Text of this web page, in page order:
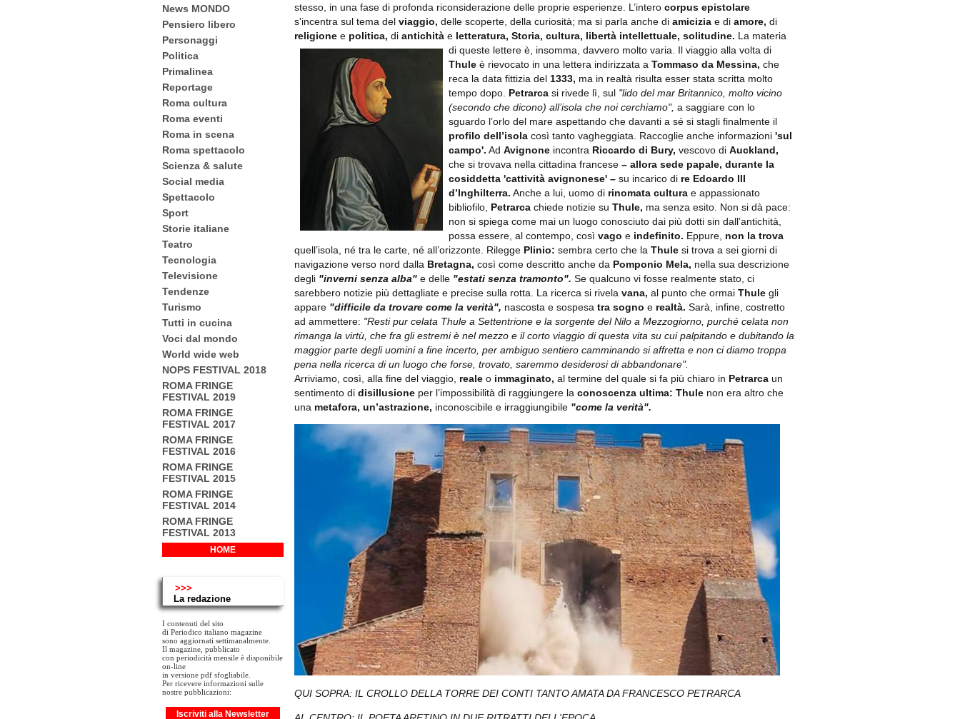
News MONDO
Pensiero libero
Personaggi
Politica
Primalinea
Reportage
Roma cultura
Roma eventi
Roma in scena
Roma spettacolo
Scienza & salute
Social media
Spettacolo
Sport
Storie italiane
Teatro
Tecnologia
Televisione
Tendenze
Turismo
Tutti in cucina
Voci dal mondo
World wide web
NOPS FESTIVAL 2018
ROMA FRINGE
FESTIVAL 2019
ROMA FRINGE
FESTIVAL 2017
ROMA FRINGE
FESTIVAL 2016
ROMA FRINGE
FESTIVAL 2015
ROMA FRINGE
FESTIVAL 2014
ROMA FRINGE
FESTIVAL 2013
HOME
>>>
La redazione
I contenuti del sito
di Periodico italiano magazine
sono aggiornati settimanalmente.
Il magazine, pubblicato
con periodicità mensile è disponibile
on-line
in versione pdf sfogliabile.
Per ricevere informazioni sulle
nostre pubblicazioni:
Iscriviti alla Newsletter
stesso, in una fase di profonda riconsiderazione delle proprie esperienze. L’intero corpus epistolare
s'incentra sul tema del viaggio, delle scoperte, della curiosità; ma si parla anche di amicizia e di amore, di
religione e politica, di antichità e letteratura, Storia, cultura, libertà intellettuale, solitudine. La materia
di queste lettere è, insomma, davvero molto varia. Il viaggio alla volta di
Thule è rievocato in una lettera indirizzata a Tommaso da Messina, che
reca la data fittizia del 1333, ma in realtà risulta esser stata scritta molto
tempo dopo. Petrarca si rivede lì, sul "lido del mar Britannico, molto vicino
(secondo che dicono) all’isola che noi cerchiamo", a saggiare con lo
sguardo l’orlo del mare aspettando che davanti a sé si stagli finalmente il
profilo dell’isola così tanto vagheggiata. Raccoglie anche informazioni 'sul
campo'. Ad Avignone incontra Riccardo di Bury, vescovo di Auckland,
che si trovava nella cittadina francese – allora sede papale, durante la
cosiddetta 'cattività avignonese' – su incarico di re Edoardo III
d’Inghilterra. Anche a lui, uomo di rinomata cultura e appassionato
bibliofilo, Petrarca chiede notizie su Thule, ma senza esito. Non si dà pace:
non si spiega come mai un luogo conosciuto dai più dotti sin dall’antichità,
possa essere, al contempo, così vago e indefinito. Eppure, non la trova
quell’isola, né tra le carte, né all’orizzonte. Rilegge Plinio: sembra certo che la Thule si trova a sei giorni di
navigazione verso nord dalla Bretagna, così come descritto anche da Pomponio Mela, nella sua descrizione
degli "inverni senza alba" e delle "estati senza tramonto". Se qualcuno vi fosse realmente stato, ci
sarebbero notizie più dettagliate e precise sulla rotta. La ricerca si rivela vana, al punto che ormai Thule gli
appare "difficile da trovare come la verità", nascosta e sospesa tra sogno e realtà. Sarà, infine, costretto
ad ammettere: "Resti pur celata Thule a Settentrione e la sorgente del Nilo a Mezzogiorno, purché celata non
rimanga la virtù, che fra gli estremi è nel mezzo e il corto viaggio di questa vita su cui palpitando e dubitando la
maggior parte degli uomini a fine incerto, per ambiguo sentiero camminando si affretta e non ci diamo troppa
pena nella ricerca di un luogo che forse, trovato, saremmo desiderosi di abbandonare".
Arriviamo, così, alla fine del viaggio, reale o immaginato, al termine del quale si fa più chiaro in Petrarca un
sentimento di disillusione per l’impossibilità di raggiungere la conoscenza ultima: Thule non era altro che
una metafora, un’astrazione, inconoscibile e irraggiungibile "come la verità".
QUI SOPRA: IL CROLLO DELLA TORRE DEI CONTI TANTO AMATA DA FRANCESCO PETRARCA